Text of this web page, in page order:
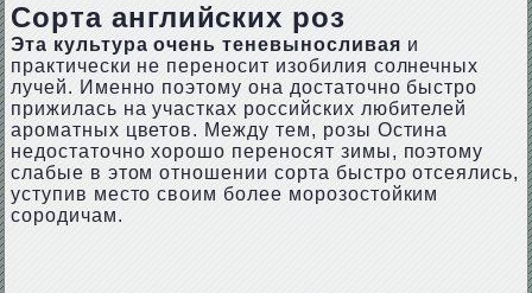
Сорта английских роз
Эта культура очень теневыносливая и
практически не переносит изобилия солнечных
лучей. Именно поэтому она достаточно быстро
прижилась на участках российских любителей
ароматных цветов. Между тем, розы Остина
недостаточно хорошо переносят зимы, поэтому
слабые в этом отношении сорта быстро отсеялись,
уступив место своим более морозостойким
сородичам.